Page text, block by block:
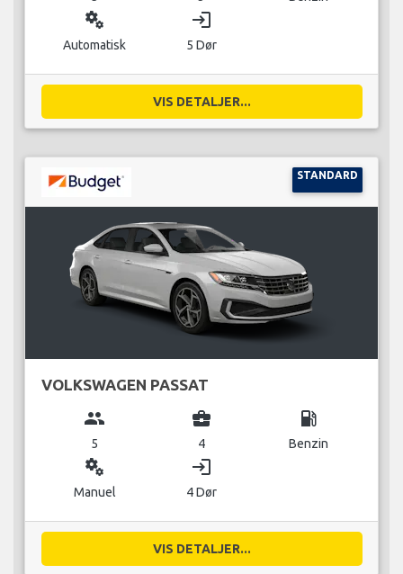
miscellaneous_services
Automatisk
login
5 Dør
VIS DETALJER...
STANDARD
VOLKSWAGEN PASSAT
group
5
business_center
4
local_gas_station
Benzin
miscellaneous_services
Manuel
login
4 Dør
VIS DETALJER...